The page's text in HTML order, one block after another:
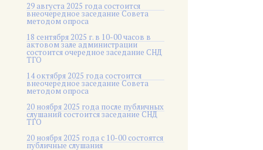
29 августа 2025 года состоится
внеочередное заседание Совета
методом опроса
18 сентября 2025 г. в 10-00 часов в
актовом зале администрации
состоится очередное заседание СНД
ТГО
14 октября 2025 года состоится
внеочередное заседание Совета
методом опроса
20 ноября 2025 года после публичных
слушаний состоится заседание СНД
ТГО
20 ноября 2025 года c 10-00 состоятся
публичные слушания